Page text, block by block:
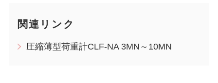
関連リンク
圧縮薄型荷重計CLF-NA 3MN～10MN